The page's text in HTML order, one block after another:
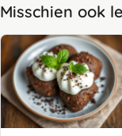
Misschien ook